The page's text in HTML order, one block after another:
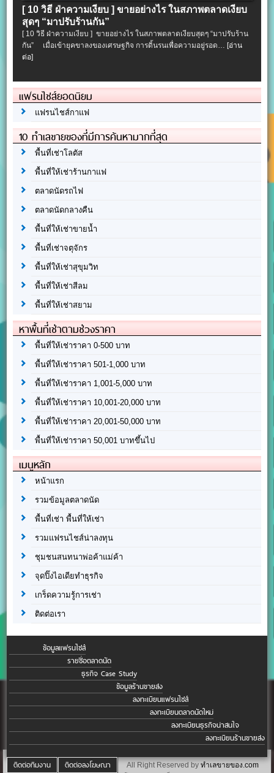
[ 10 วิธี ฝ่าความเงียบ ] ขายอย่างไร ในสภาพตลาดเงียบ
สุดๆ “มาปรับร้านกัน”
[ 10 วิธี ฝ่าความเงียบ ] ขายอย่างไร ในสภาพตลาดเงียบสุดๆ “มาปรับร้าน
กัน” เมื่อเข้ายุคขาลงของเศรษฐกิจ การดิ้นรนเพื่อความอยู่รอด…[อ่าน
ต่อ]
แฟรนไชส์ยอดนิยม
แฟรนไชส์กาแฟ
10 ทำเลขายของที่มีการค้นหามากที่สุด
พื้นที่เช่าโลตัส
พื้นที่ให้เช่าร้านกาแฟ
ตลาดนัดรถไฟ
ตลาดนัดกลางคืน
พื้นที่ให้เช่าขายน้ำ
พื้นที่เช่าจตุจักร
พื้นที่ให้เช่าสุขุมวิท
พื้นที่ให้เช่าสีลม
พื้นที่ให้เช่าสยาม
หาพื้นที่เช่าตามช่วงราคา
พื้นที่ให้เช่าราคา 0-500 บาท
พื้นที่ให้เช่าราคา 501-1,000 บาท
พื้นที่ให้เช่าราคา 1,001-5,000 บาท
พื้นที่ให้เช่าราคา 10,001-20,000 บาท
พื้นที่ให้เช่าราคา 20,001-50,000 บาท
พื้นที่ให้เช่าราคา 50,001 บาทขึ้นไป
เมนูหลัก
หน้าแรก
รวมข้อมูลตลาดนัด
พื้นที่เช่า พื้นที่ให้เช่า
รวมแฟรนไชส์น่าลงทุน
ชุมชนสนทนาพ่อค้าแม่ค้า
จุดปิ๊งไอเดียทำธุรกิจ
เกร็ดความรู้การเช่า
ติดต่อเรา
ข้อมูลแฟรนไชส์
รายชื่อตลาดนัด
ธุรกิจ Case Study
ข้อมูลร้านขายส่ง
ลงทะเบียนแฟรนไชส์
ลงทะเบียนตลาดนัดใหม่
ลงทะเบียนธุรกิจน่าสนใจ
ลงทะเบียนร้านขายส่ง
ติดต่อทีมงาน ติดต่อลงโฆษณา All Right Reserved by ทำเลขายของ.com